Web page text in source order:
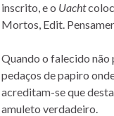
inscrito, e o Uacht
Mortos, Edit.
Quando o falecido não
pedaços de papiro
acreditam-se que
amuleto verdadeiro.